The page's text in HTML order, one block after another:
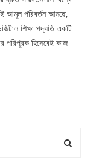
আমূল পরিবর্তন আনছে,
শিক্ষা পদ্ধতি একটি
পরিপূরক হিসেবেই কাজ